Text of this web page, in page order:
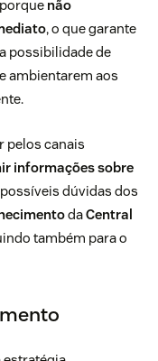
não
, o que garante
possibilidade de
ambientarem aos
pelos canais
informações sobre
dúvidas dos
daCentral
também para o